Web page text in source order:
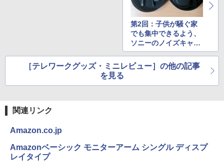
第2回：子供が騒ぐ家
でも集中できるよう、
ソニーのノイズキャン
セリングヘッドホン
「WH-1000XM4」を購
入
［テレワークグッズ・ミニレビュー］の他の記事
を見る
関連リンク
Amazon.co.jp
Amazonベーシック モニターアーム シングル ディスプ
レイタイプ